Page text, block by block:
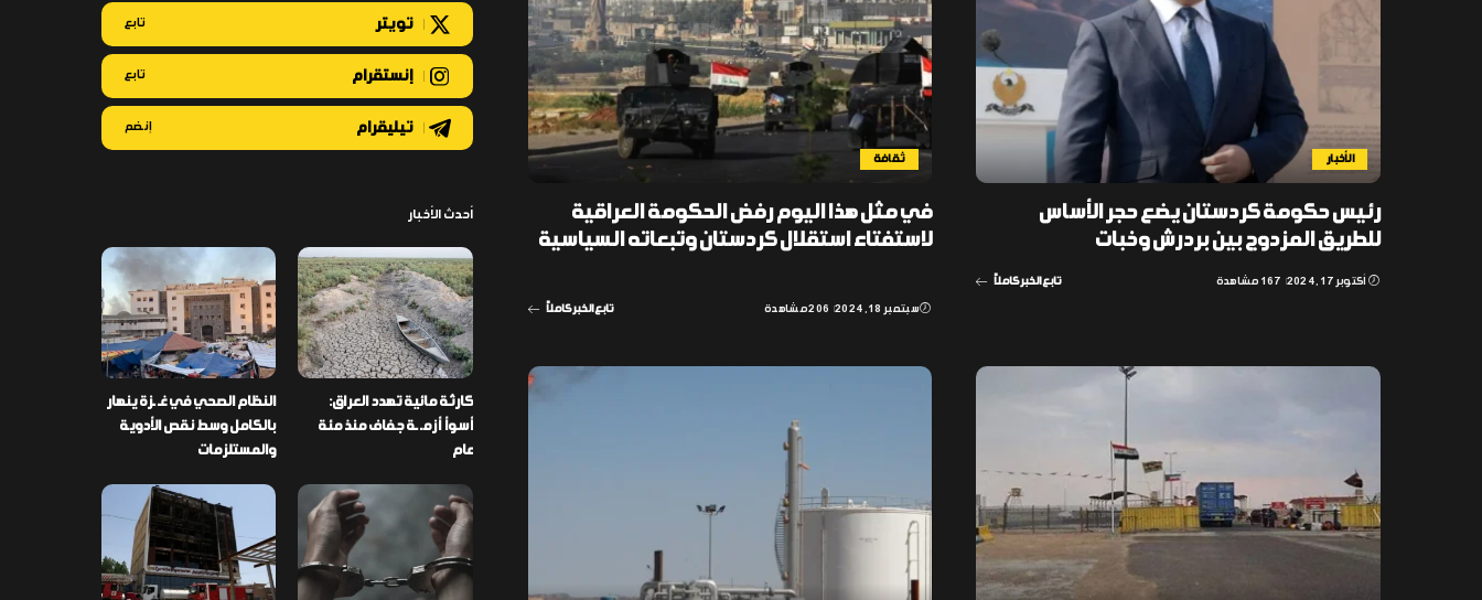
الأخبار
رئيس حكومة كردستان يضع حجر الأساس
للطريق المزدوج بين بردرش وخبات
أكتوبر 17, 2024 167 مشاهدة تابع الخبر كاملاً
ثقافة
في مثل هذا اليوم رفض الحكومة العراقية
لاستفتاء استقلال كردستان وتبعاته السياسية
سبتمبر 18, 2024 206 مشاهدة تابع الخبر كاملاً
تويتر تابع
إنستقرام تابع
تيليقرام إنضم
أحدث الأخبار
كارثة مائية تهدد العراق:
أسوأ أزمـ ـة جفاف منذ مئة
عام
النظام الصحي في غـ ـزة ينهار
بالكامل وسط نقص الأدوية
والمستلزمات